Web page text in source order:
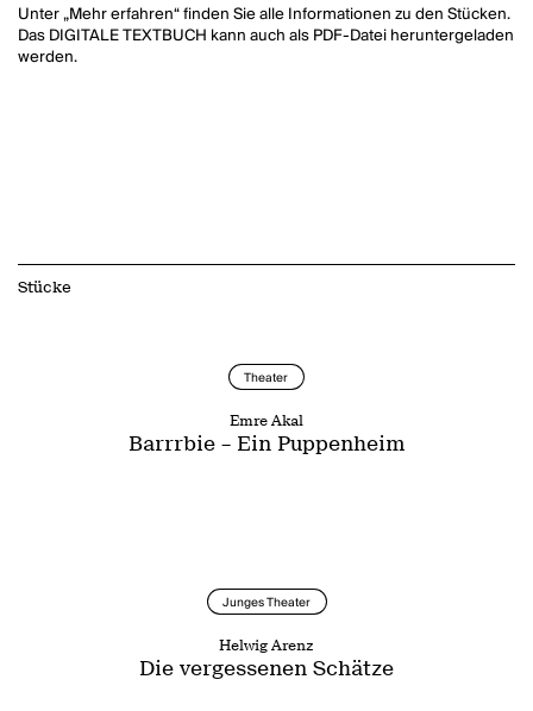
Unter „Mehr erfahren“ finden Sie alle Informationen zu den Stücken.
Das DIGITALE TEXTBUCH kann auch als PDF-Datei heruntergeladen
werden.
Stücke
Theater
Emre Akal
Barrrbie – Ein Puppenheim
Junges Theater
Helwig Arenz
Die vergessenen Schätze